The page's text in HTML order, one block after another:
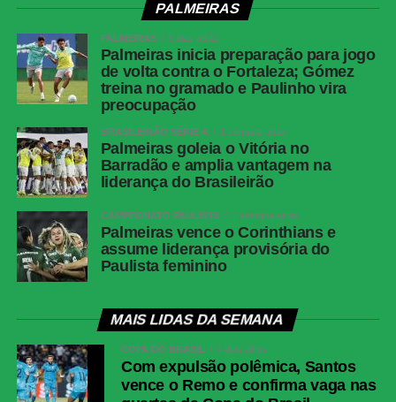
PALMEIRAS
PALMEIRAS 5 dias atrás
Palmeiras inicia preparação para jogo
de volta contra o Fortaleza; Gómez
treina no gramado e Paulinho vira
preocupação
BRASILEIRÃO SÉRIE A 1 semana atrás
Palmeiras goleia o Vitória no
Barradão e amplia vantagem na
liderança do Brasileirão
CAMPEONATO PAULISTA 1 semana atrás
Palmeiras vence o Corinthians e
assume liderança provisória do
Paulista feminino
MAIS LIDAS DA SEMANA
COPA DO BRASIL 4 dias atrás
Com expulsão polêmica, Santos
vence o Remo e confirma vaga nas